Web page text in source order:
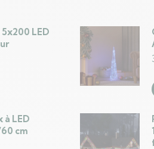
LED
à LED
cm